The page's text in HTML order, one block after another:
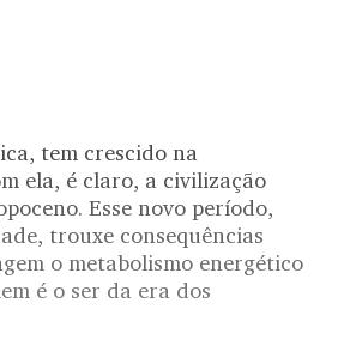
tem crescido na
ela, é claro, a civilização
Esse novo período,
trouxe consequências
o metabolismo energético
é o ser da era dos